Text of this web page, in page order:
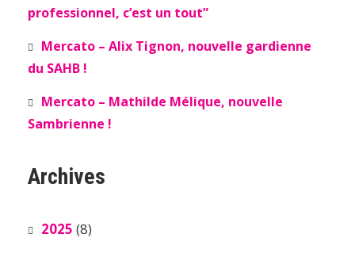
professionnel, c’est un tout”
Mercato – Alix Tignon, nouvelle gardienne
du SAHB !
Mercato – Mathilde Mélique, nouvelle
Sambrienne !
Archives
2025 (8)